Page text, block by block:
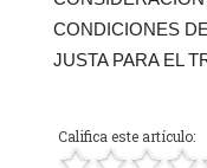
CONDICIONES
JUSTA PARA EL
Califica este artículo: